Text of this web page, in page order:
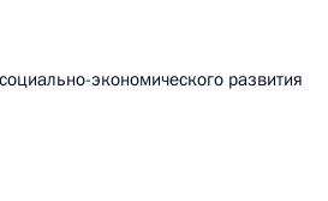
экономического развития